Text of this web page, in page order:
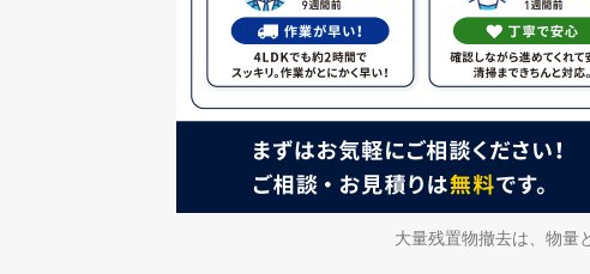
大量残置物撤去は、物量